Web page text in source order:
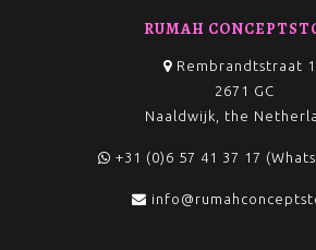
RUMAH
Rembrandtstraat
2671 GC
Naaldwijk, the
+31 (0)6 57 41 37 17